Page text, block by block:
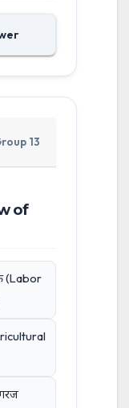
13
of
(Labor